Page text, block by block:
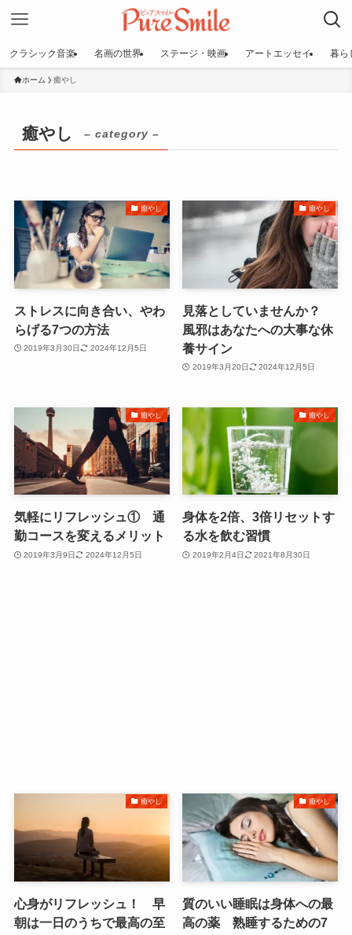
クラシック音楽 名画の世界 ステージ・映画 アートエッセイ 暮ら
ホーム 癒やし
癒やし – category –
癒やし
ストレスに向き合い、やわ
らげる7つの方法
2019年3月30日 2024年12月5日
癒やし
見落としていませんか？
風邪はあなたへの大事な休
養サイン
2019年3月20日 2024年12月5日
癒やし
気軽にリフレッシュ① 通
勤コースを変えるメリット
2019年3月9日 2024年12月5日
癒やし
身体を2倍、3倍リセットす
る水を飲む習慣
2019年2月4日 2021年8月30日
癒やし
心身がリフレッシュ！ 早
朝は一日のうちで最高の至
癒やし
質のいい睡眠は身体への最
高の薬 熟睡するための7